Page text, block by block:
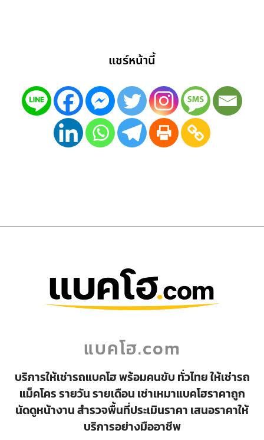
แชร์หน้านี้
แบคโฮ.com
บริการให้เช่ารถแบคโฮ พร้อมคนขับ ทั่วไทย ให้เช่ารถ
แม็คโคร รายวัน รายเดือน เช่าเหมาแบคโฮราคาถูก
นัดดูหน้างาน สำรวจพื้นที่ประเมินราคา เสนอราคาให้
บริการอย่างมืออาชีพ